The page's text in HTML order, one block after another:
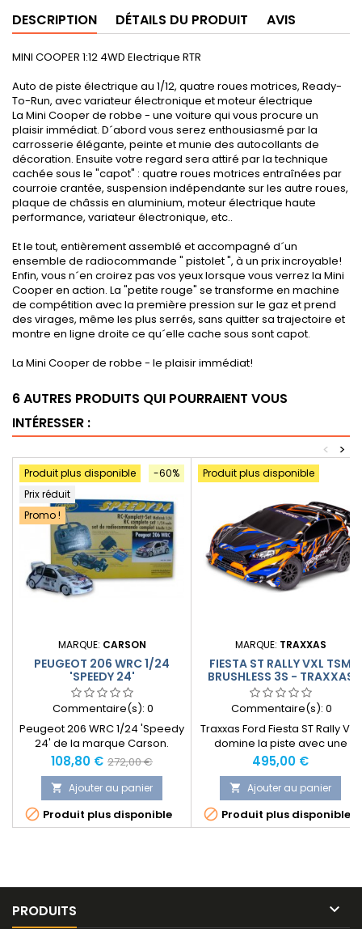
DESCRIPTION DÉTAILS DU PRODUIT AVIS
MINI COOPER 1:12 4WD Electrique RTR
Auto de piste électrique au 1/12, quatre roues motrices, Ready-
To-Run, avec variateur électronique et moteur électrique
La Mini Cooper de robbe - une voiture qui vous procure un
plaisir immédiat. D´abord vous serez enthousiasmé par la
carrosserie élégante, peinte et munie des autocollants de
décoration. Ensuite votre regard sera attiré par la technique
cachée sous le "capot" : quatre roues motrices entraînées par
courroie crantée, suspension indépendante sur les autre roues,
plaque de châssis en aluminium, moteur électrique haute
performance, variateur électronique, etc..
Et le tout, entièrement assemblé et accompagné d´un
ensemble de radiocommande " pistolet ", à un prix incroyable!
Enfin, vous n´en croirez pas vos yeux lorsque vous verrez la Mini
Cooper en action. La "petite rouge" se transforme en machine
de compétition avec la première pression sur le gaz et prend
des virages, même les plus serrés, sans quitter sa trajectoire et
montre en ligne droite ce qu´elle cache sous sont capot.
La Mini Cooper de robbe - le plaisir immédiat!
6 AUTRES PRODUITS QUI POURRAIENT VOUS
INTÉRESSER :
>
<
-60%
Produit plus disponible
Prix réduit
Promo !
MARQUE: CARSON
PEUGEOT 206 WRC 1/24
'SPEEDY 24'
Commentaire(s): 0
Peugeot 206 WRC 1/24 'Speedy
24' de la marque Carson.
Livrée RTR avec chargeur, accu
et radiocommande.
Prix
108,80 € Prix
normal
272,00 €
 Ajouter au panier
 Produit plus disponible
Produit plus disponible
MARQUE: TRAXXAS
FIESTA ST RALLY VXL TSM
BRUSHLESS 3S - TRAXXAS
Commentaire(s): 0
Traxxas Ford Fiesta ST Rally VXL
domine la piste avec une
vitesse qui va au-delà des
95km/h !
Prix
495,00 €
 Ajouter au panier
 Produit plus disponible
PRODUITS 